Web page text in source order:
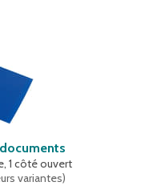
1 côté ouvert
variantes)